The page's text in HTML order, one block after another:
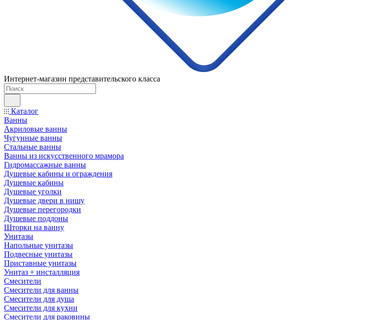
Интернет-магазин представительского класса
Каталог
Ванны
Акриловые ванны
Чугунные ванны
Стальные ванны
Ванны из искусственного мрамора
Гидромассажные ванны
Душевые кабины и ограждения
Душевые кабины
Душевые уголки
Душевые двери в нишу
Душевые перегородки
Душевые поддоны
Шторки на ванну
Унитазы
Напольные унитазы
Подвесные унитазы
Приставные унитазы
Унитаз + инсталляция
Смесители
Смесители для ванны
Смесители для душа
Смесители для кухни
Смесители для раковины